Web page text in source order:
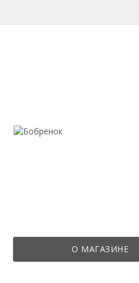
О МАГАЗИНЕ